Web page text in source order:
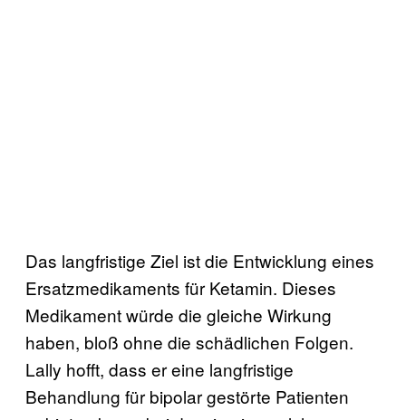
Das langfristige Ziel ist die Entwicklung eines
Ersatzmedikaments für Ketamin. Dieses
Medikament würde die gleiche Wirkung
haben, bloß ohne die schädlichen Folgen.
Lally hofft, dass er eine langfristige
Behandlung für bipolar gestörte Patienten